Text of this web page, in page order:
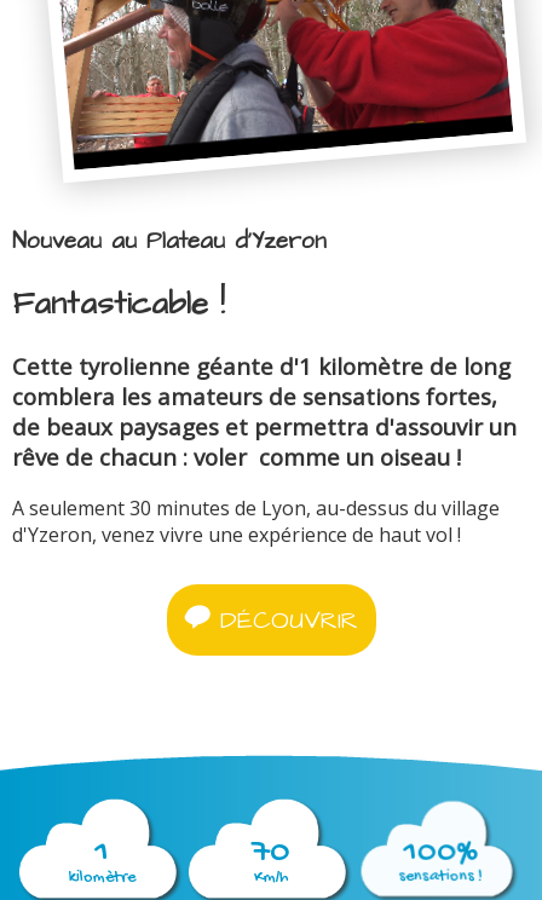
Nouveau au Plateau d'Yzeron
Fantasticable !
Cette tyrolienne géante d'1 kilomètre de long
comblera les amateurs de sensations fortes,
de beaux paysages et permettra d'assouvir un
rêve de chacun : voler comme un oiseau !
A seulement 30 minutes de Lyon, au-dessus du village
d'Yzeron, venez vivre une expérience de haut vol !
DÉCOUVRIR
1
kilomètre
70
Km/h
100%
sensations !